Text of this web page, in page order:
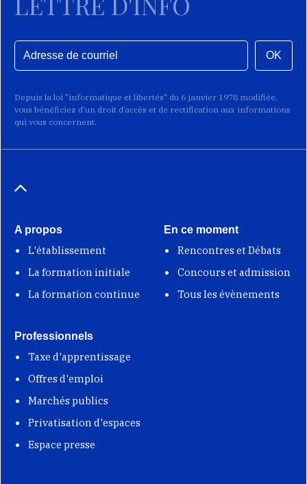
OK
Depuis la loi "informatique et libertés" du 6 janvier 1978 modifiée,
vous bénéficiez d’un droit d’accès et de rectification aux informations
qui vous concernent.
A propos
L'établissement
La formation initiale
La formation continue
En ce moment
Rencontres et Débats
Concours et admission
Tous les évènements
Professionnels
Taxe d'apprentissage
Offres d'emploi
Marchés publics
Privatisation d'espaces
Espace presse